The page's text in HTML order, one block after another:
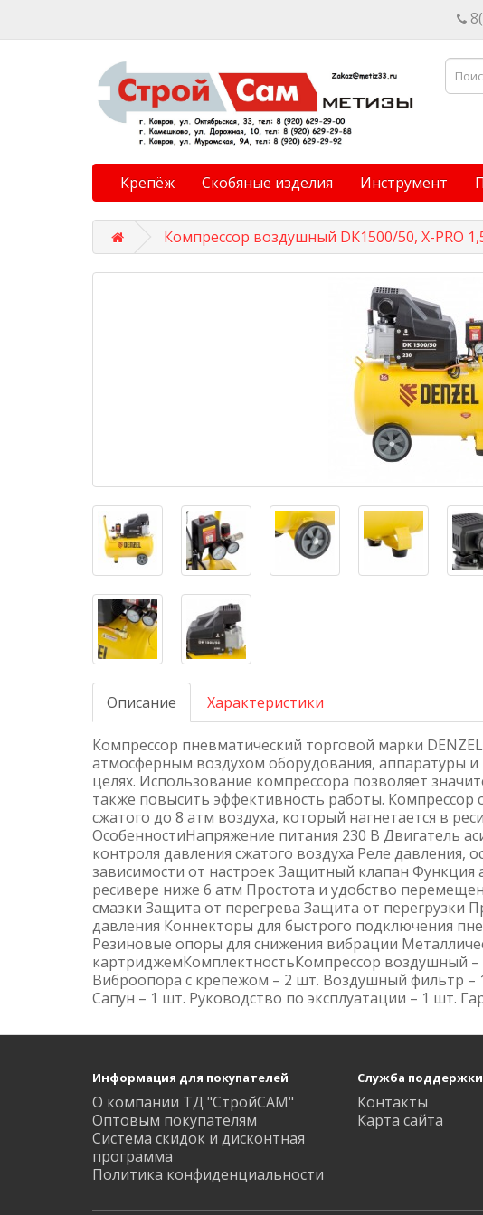
Крепёж Скобяные изделия Инструмент
Компрессор воздушный DK1500/50, Х-PRO
Описание Характеристики
Компрессор пневматический торговой марки
атмосферным воздухом оборудования, аппаратуры
целях. Использование компрессора позволяет
также повысить эффективность работы. Компрессор
сжатого до 8 атм воздуха, который нагнетается в
ОсобенностиНапряжение питания 230 В Двигатель
контроля давления сжатого воздуха Реле давления,
зависимости от настроек Защитный клапан Функция
ресивере ниже 6 атм Простота и удобство
смазки Защита от перегрева Защита от перегрузки
давления Коннекторы для быстрого подключения
Резиновые опоры для снижения вибрации
картриджемКомплектностьКомпрессор воздушный
Виброопора с крепежом – 2 шт. Воздушный фильтр –
Сапун – 1 шт. Руководство по эксплуатации – 1 шт.
Информация для покупателей
О компании ТД "СтройСАМ"
Оптовым покупателям
Система скидок и дисконтная
программа
Политика конфиденциальности
Служба поддержки
Контакты
Карта сайта